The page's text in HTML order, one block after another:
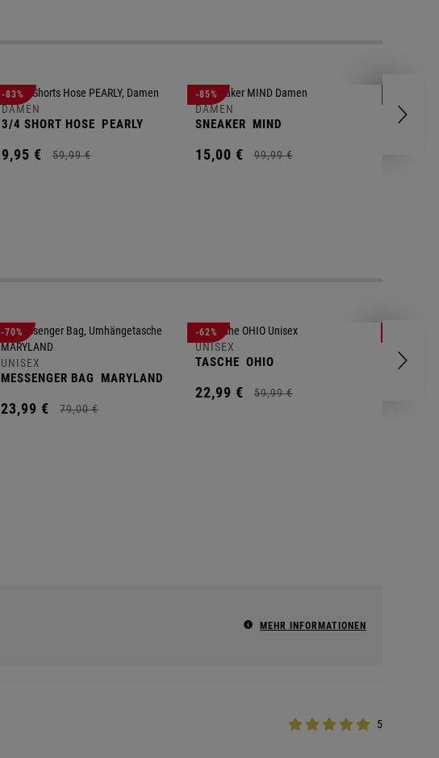
-83%
DAMEN
3/4 SHORT HOSE PEARLY
9,95 € 59,99 €
-85%
DAMEN
SNEAKER MIND
15,00 € 99,99 €
-70%
UNISEX
MESSENGER BAG MARYLAND
23,99 € 79,00 €
-62%
UNISEX
TASCHE OHIO
22,99 € 59,99 €
MEHR INFORMATIONEN
5